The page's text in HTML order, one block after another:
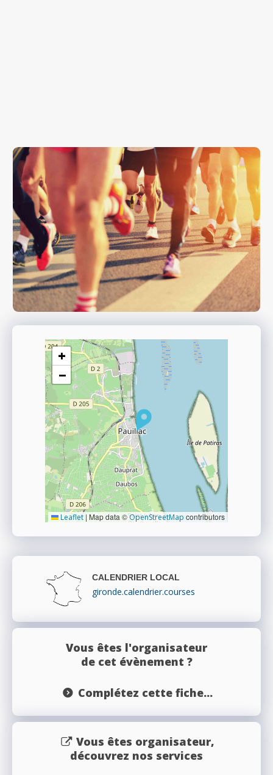
+
−
Leaflet | Map data ©OpenStreetMap contributors
CALENDRIER LOCAL
gironde.calendrier.courses
Vous êtes l'organisateur
de cet évènement ?
Complétez cette fiche...
Vous êtes organisateur,
découvrez nos services